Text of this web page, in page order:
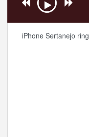
iPhone Sertanejo